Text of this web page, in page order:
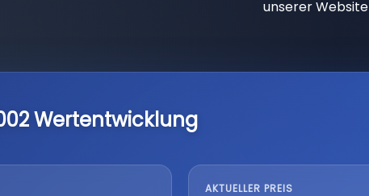
unserer
Wertentwicklung
AKTUELLER PREIS